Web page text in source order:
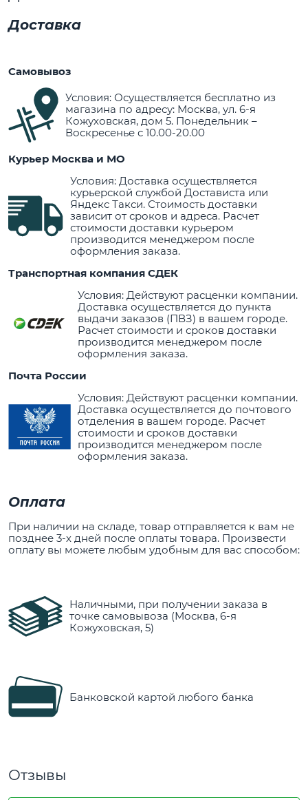
Доставка
Самовывоз
Условия: Осуществляется бесплатно из
магазина по адресу: Москва, ул. 6-я
Кожуховская, дом 5. Понедельник –
Воскресенье с 10.00-20.00
Курьер Москва и МО
Условия: Доставка осуществляется
курьерской службой Достависта или
Яндекс Такси. Стоимость доставки
зависит от сроков и адреса. Расчет
стоимости доставки курьером
производится менеджером после
оформления заказа.
Транспортная компания СДЕК
Условия: Действуют расценки компании.
Доставка осуществляется до пункта
выдачи заказов (ПВЗ) в вашем городе.
Расчет стоимости и сроков доставки
производится менеджером после
оформления заказа.
Почта России
Условия: Действуют расценки компании.
Доставка осуществляется до почтового
отделения в вашем городе. Расчет
стоимости и сроков доставки
производится менеджером после
оформления заказа.
Оплата
При наличии на складе, товар отправляется к вам не
позднее 3-х дней после оплаты товара. Произвести
оплату вы можете любым удобным для вас способом:
Наличными, при получении заказа в
точке самовывоза (Москва, 6-я
Кожуховская, 5)
Банковской картой любого банка
Отзывы